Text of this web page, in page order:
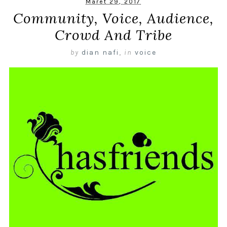
Maret 29, 2017
Community, Voice, Audience,
Crowd And Tribe
by dian nafi , in voice